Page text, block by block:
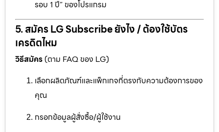
รอบ 1 ปี” ของโปรแกรม
5. สมัคร LG Subscribe ยังไง / ต้องใช้บัตร
เครดิตไหม
วิธีสมัคร(ตาม FAQ ของ LG)
เลือกผลิตภัณฑ์และแพ็กเกจที่ตรงกับความต้องการของ
คุณ
กรอกข้อมูลผู้สั่งซื้อ/ผู้ใช้งาน